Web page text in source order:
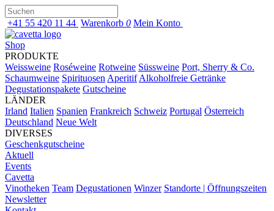
+41 55 420 11 44 Warenkorb 0 Mein Konto
Shop
PRODUKTE
Weissweine Roséweine Rotweine Süssweine Port, Sherry & Co.
Schaumweine Spirituosen Aperitif Alkoholfreie Getränke
Degustationspakete Gutscheine
LÄNDER
Irland Italien Spanien Frankreich Schweiz Portugal Österreich
Deutschland Neue Welt
DIVERSES
Geschenkgutscheine
Aktuell
Events
Cavetta
Vinotheken Team Degustationen Winzer Standorte | Öffnungszeiten
Newsletter